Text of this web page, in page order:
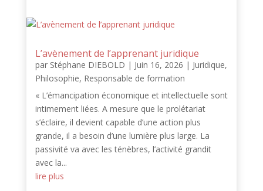
L’avènement de l’apprenant juridique
par Stéphane DIEBOLD | Juin 16, 2026 | Juridique,
Philosophie, Responsable de formation
« L’émancipation économique et intellectuelle sont
intimement liées. A mesure que le prolétariat
s’éclaire, il devient capable d’une action plus
grande, il a besoin d’une lumière plus large. La
passivité va avec les ténèbres, l’activité grandit
avec la...
lire plus